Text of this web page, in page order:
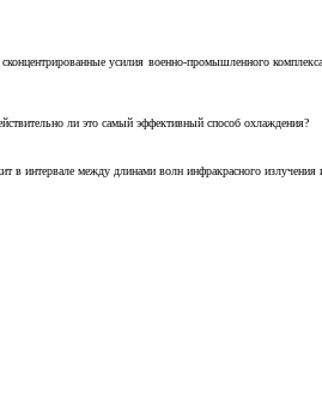
усилия военно-промышленного
ли это самый эффективный способ охлаждения?
в интервале между длинами волн инфракрасного излучения